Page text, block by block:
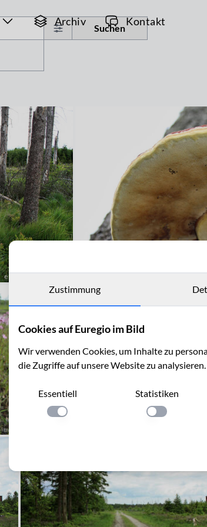
Archiv Kontakt
Suchen
Zustimmung
Cookies auf Euregio im Bild
Wir verwenden Cookies, um Inhalte zu
die Zugriffe auf unsere Website zu analysieren.
Essentiell
Einstellung anwenden
Statistiken
Einstellung